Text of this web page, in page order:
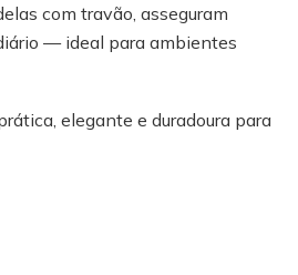
com travão, asseguram
— ideal para ambientes
elegante e duradoura para